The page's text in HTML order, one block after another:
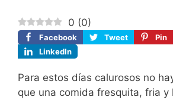
0 (0)
Facebook Tweet Pin
LinkedIn
Para estos días calurosos no
que una comida fresquita, fria y